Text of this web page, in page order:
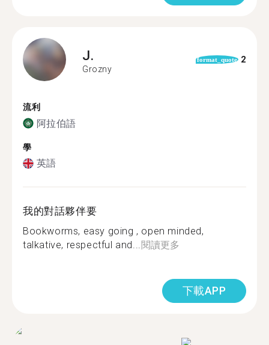
J.
Grozny
format_quote 2
流利
阿拉伯語
學
英語
我的對話夥伴要
Bookworms, easy going , open minded,
talkative, respectful and...閱讀更多
下載APP